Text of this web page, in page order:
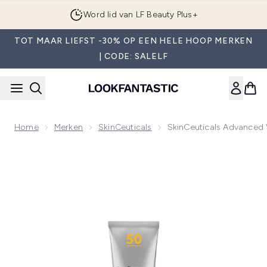
Word lid van LF Beauty Plus+
TOT MAAR LIEFST -30% OP EEN HELE HOOP MERKEN
| CODE: SALELF
Home Merken SkinCeuticals SkinCeuticals